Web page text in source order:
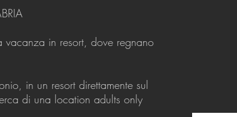
in resort, dove regnano
in un resort direttamente sul
di una location adults only